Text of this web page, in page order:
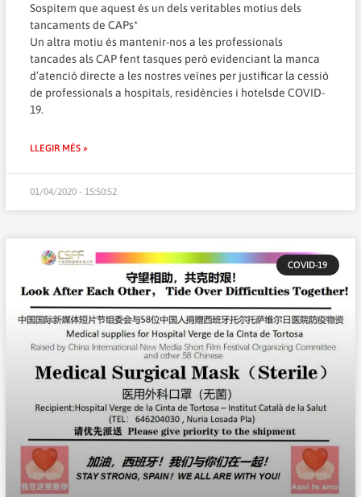
Sospitem que aquest és un dels veritables motius dels
tancaments de CAPs*
Un altra motiu és mantenir-nos a les professionals
tancades als CAP fent tasques però evidenciant la manca
d’atenció directe a les nostres veïnes per justificar la cessió
de professionals a hospitals, residències i hotelsde COVID-
19.
LLEGIR MÉS »
01/04/2020 - 15:50:52
COVID-19